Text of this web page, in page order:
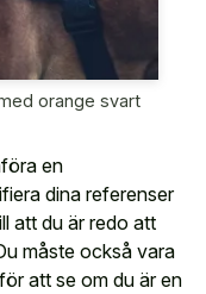
orange svart
en
dina referenser
att du är redo att
måste också vara
att se om du är en